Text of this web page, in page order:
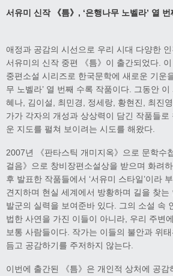
서유미 신작 《틈》, ‘은행나무 노벨라’ 열
애정과 공감의 시선으로 우리 시대 다양한
서유미의 신작 중편 《틈》이 출간되었다.
중편소설 시리즈로 한국문학에 새로운 기운
무 노벨라’ 열 번째 수록 작품이다. 그동안
혜나, 김이설, 최민경, 정세랑, 황현진, 최진
가가 각자의 개성과 상상력이 담긴 작품들로
운 지도를 펼쳐 보이려는 시도를 해왔다.
2007년 《판타스틱 개미지옥》으로 문학수
걸음》으로 창비장편소설상을 받으며 화려
후 발표한 작품들에서 ‘서유미 스타일’이라
견지하며 현실 세계에서 방황하며 길을 찾는
발군의 실력을 보여준바 있다. 그의 소설 속
법한 사연을 가진 이들이 아니라, 우리 주변
보통 사람들이다. 작가는 이들의 불안과 위
듬고 공감하기를 주저하지 않는다.
이번에 출간된 《틈》은 개인적 상처에 공감